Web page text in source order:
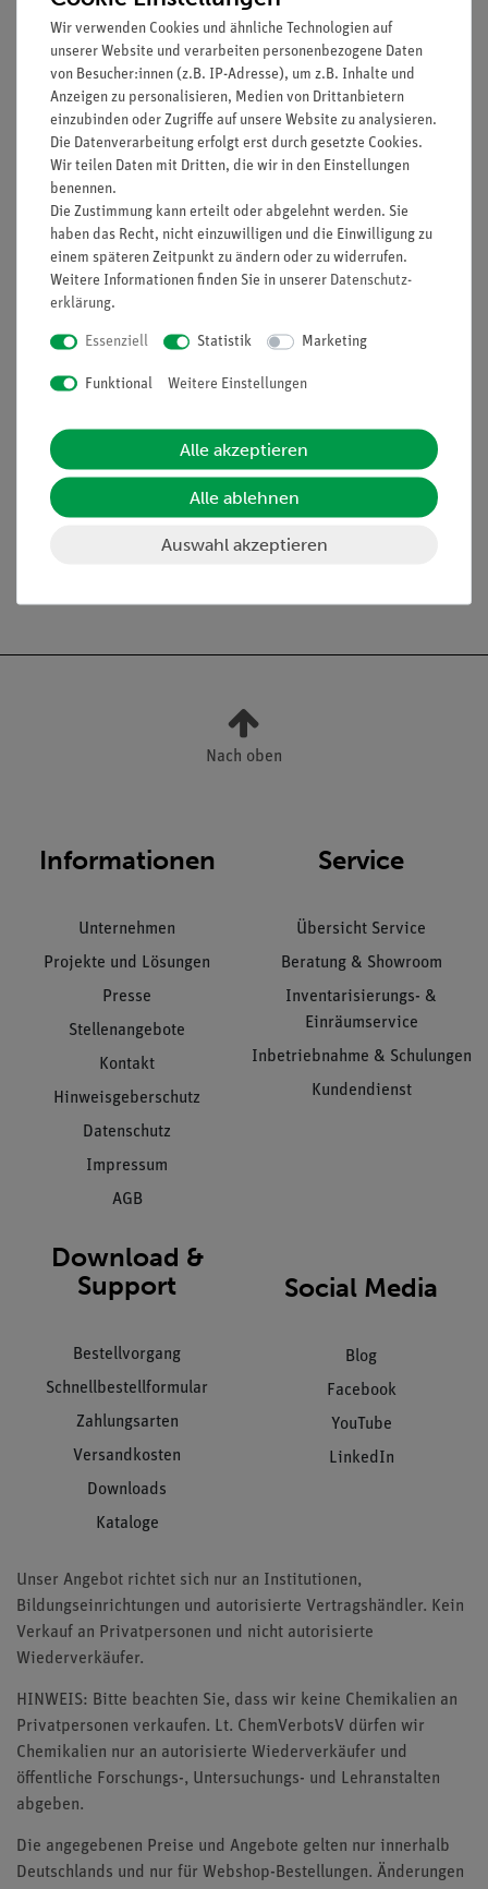
Prinzip
Es soll nachgewiesen werden, dass ein Lichtleiter digitale und
analoge elektrische Signale übertragen kann.
Vorteile
Keine zusätzlichen Kabelverbindungen zwischen den
Bausteinen nötig - übersichtlicherer und schnellerer
Aufbau
Kontaktsicherheit durch puzzelartig verzahnbare
Bausteine
Hartvergoldete, korrosionsbeständige Kontakte
Ober- und reelle Bauteile auf der Unterseite sichtbar
Lieferumfang
Media / Downloads
Nach oben
Informationen
Unternehmen
Projekte und Lösungen
Presse
Stellenangebote
Kontakt
Hinweisgeberschutz
Datenschutz
Impressum
AGB
Service
Übersicht Service
Beratung & Showroom
Inventarisierungs- &
Einräumservice
Inbetriebnahme & Schulungen
Kundendienst
Download &
Support
Bestellvorgang
Schnellbestellformular
Zahlungsarten
Versandkosten
Downloads
Kataloge
Social Media
Blog
Facebook
YouTube
LinkedIn
Unser Angebot richtet sich nur an Institutionen,
Bildungseinrichtungen und autorisierte Vertragshändler. Kein
Verkauf an Privatpersonen und nicht autorisierte
Wiederverkäufer.
HINWEIS: Bitte beachten Sie, dass wir keine Chemikalien an
Privatpersonen verkaufen. Lt. ChemVerbotsV dürfen wir
Chemikalien nur an autorisierte Wiederverkäufer und
öffentliche Forschungs-, Untersuchungs- und Lehranstalten
abgeben.
Die angegebenen Preise und Angebote gelten nur innerhalb
Deutschlands und nur für Webshop-Bestellungen. Änderungen
Wir verwenden Cookies und ähnliche Technologien auf
unserer Website und verarbeiten personenbezogene Daten
von Besucher:innen (z.B. IP-Adresse), um z.B. Inhalte und
Anzeigen zu personalisieren, Medien von Drittanbietern
einzubinden oder Zugriffe auf unsere Website zu analysieren.
Die Datenverarbeitung erfolgt erst durch gesetzte Cookies.
Wir teilen Daten mit Dritten, die wir in den Einstellungen
benennen.
Die Zustimmung kann erteilt oder abgelehnt werden. Sie
haben das Recht, nicht einzuwilligen und die Einwilligung zu
einem späteren Zeitpunkt zu ändern oder zu widerrufen.
Weitere Informationen finden Sie in unserer Daten­schutz­
erklärung.
Essenziell Statistik Marketing
Funktional Weitere Einstellungen
Alle akzeptieren
Alle ablehnen
Auswahl akzeptieren